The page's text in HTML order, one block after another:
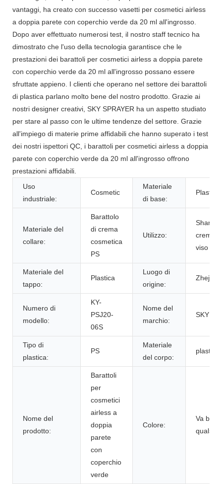
vantaggi, ha creato con successo vasetti per cosmetici airless
a doppia parete con coperchio verde da 20 ml all'ingrosso.
Dopo aver effettuato numerosi test, il nostro staff tecnico ha
dimostrato che l'uso della tecnologia garantisce che le
prestazioni dei barattoli per cosmetici airless a doppia parete
con coperchio verde da 20 ml all'ingrosso possano essere
sfruttate appieno. I clienti che operano nel settore dei barattoli
di plastica parlano molto bene del nostro prodotto. Grazie ai
nostri designer creativi, SKY SPRAYER ha un aspetto studiato
per stare al passo con le ultime tendenze del settore. Grazie
all'impiego di materie prime affidabili che hanno superato i test
dei nostri ispettori QC, i barattoli per cosmetici airless a doppia
parete con coperchio verde da 20 ml all'ingrosso offrono
prestazioni affidabili.
Uso
industriale:
Cosmetic
Materiale
di base:
Plastica
Materiale del
collare:
Barattolo
di crema
cosmetica
PS
Utilizzo:
crema
viso
Materiale del
tappo:
Plastica
Luogo di
origine:
Numero di
modello:
KY-
PSJ20-
06S
Nome del
marchio:
SKY
Tipo di
plastica:
PS
Materiale
del corpo:
plastica
Nome del
prodotto:
Barattoli
per
cosmetici
airless a
doppia
parete
con
coperchio
verde
Colore:
Va bene